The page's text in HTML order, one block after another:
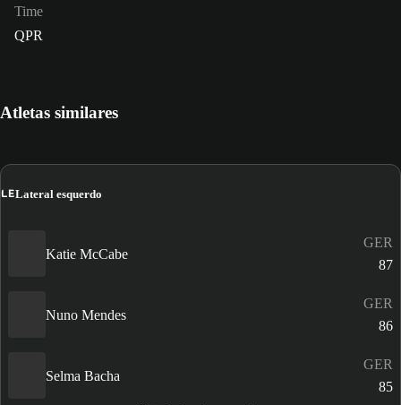
Time
QPR
Atletas similares
LELateral esquerdo
Katie McCabe
GER
87
Nuno Mendes
GER
86
Selma Bacha
GER
85